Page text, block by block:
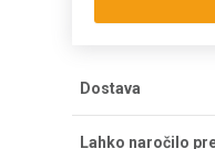
Dostava
Lahko naročilo